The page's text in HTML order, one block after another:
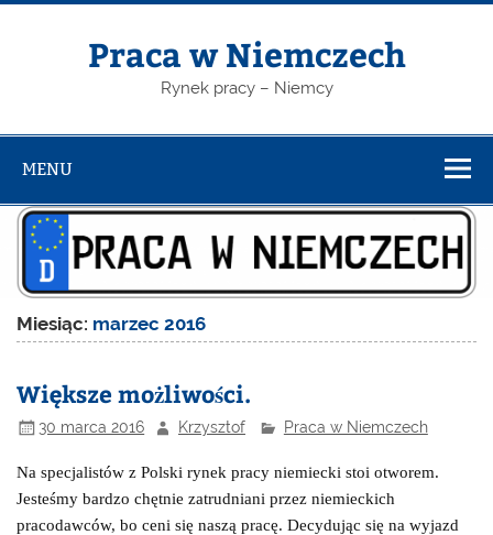
Skip
Praca w Niemczech
Rynek pracy – Niemcy
MENU
Miesiąc: marzec 2016
Większe możliwości.
30 marca 2016 Krzysztof Praca w Niemczech
Na specjalistów z Polski rynek pracy niemiecki stoi otworem.
Jesteśmy bardzo chętnie zatrudniani przez niemieckich
pracodawców, bo ceni się naszą pracę. Decydując się na wyjazd